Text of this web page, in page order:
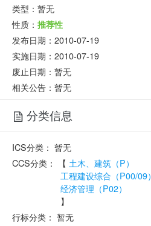
类型： 暂无
性质： 推荐性
发布日期： 2010-07-19
实施日期： 2010-07-19
废止日期： 暂无
相关公告：暂无
分类信息
ICS分类： 暂无
CCS分类：
【 土木、建筑（P）
工程建设综合（P00/09）
经济管理（P02）
】
行标分类： 暂无